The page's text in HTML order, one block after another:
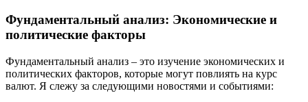
Фундаментальный анализ: Экономические и
политические факторы
Фундаментальный анализ – это изучение экономических и
политических факторов, которые могут повлиять на курс
валют. Я слежу за следующими новостями и событиями: